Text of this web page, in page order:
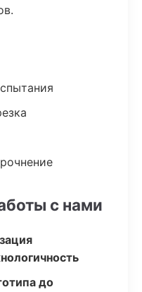
с нами
до